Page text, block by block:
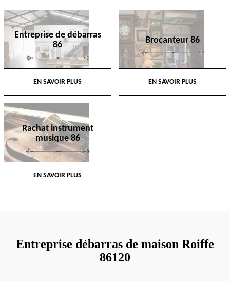
Entreprise de débarras
86
EN SAVOIR PLUS
Brocanteur 86
EN SAVOIR PLUS
Rachat instrument
musique 86
EN SAVOIR PLUS
Entreprise débarras de maison Roiffe
86120